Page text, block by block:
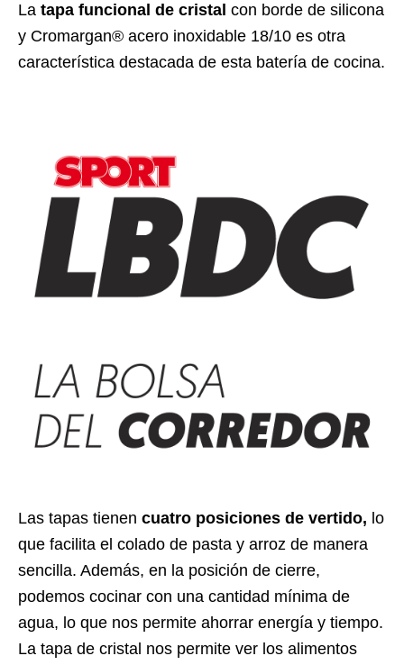
La tapa funcional de cristal con borde de silicona
y Cromargan® acero inoxidable 18/10 es otra
característica destacada de esta batería de cocina.
Las tapas tienen cuatro posiciones de vertido, lo
que facilita el colado de pasta y arroz de manera
sencilla. Además, en la posición de cierre,
podemos cocinar con una cantidad mínima de
agua, lo que nos permite ahorrar energía y tiempo.
La tapa de cristal nos permite ver los alimentos